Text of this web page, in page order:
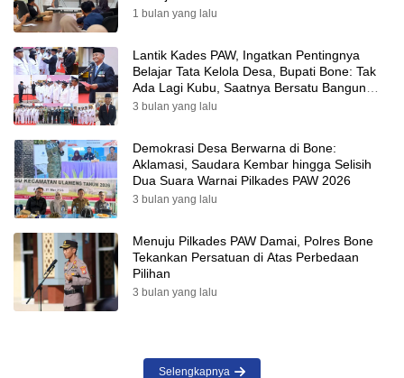
1 bulan yang lalu
Lantik Kades PAW, Ingatkan Pentingnya
Belajar Tata Kelola Desa, Bupati Bone: Tak
Ada Lagi Kubu, Saatnya Bersatu Bangun
Desa
3 bulan yang lalu
Demokrasi Desa Berwarna di Bone:
Aklamasi, Saudara Kembar hingga Selisih
Dua Suara Warnai Pilkades PAW 2026
3 bulan yang lalu
Menuju Pilkades PAW Damai, Polres Bone
Tekankan Persatuan di Atas Perbedaan
Pilihan
3 bulan yang lalu
Selengkapnya